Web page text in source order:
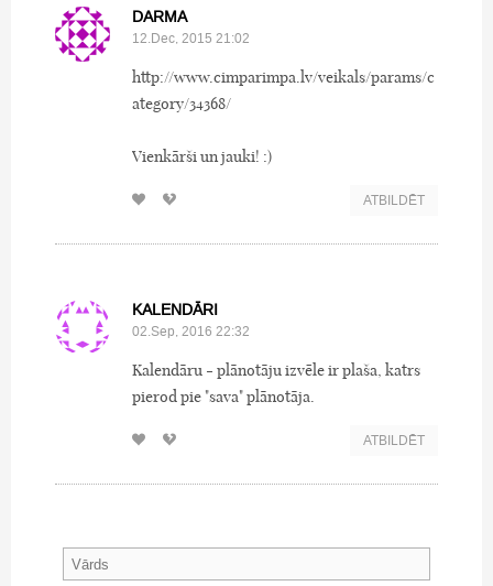
DARMA
12.Dec, 2015 21:02
http://www.cimparimpa.lv/veikals/params/c
ategory/34368/
Vienkārši un jauki! :)
ATBILDĒT
KALENDĀRI
02.Sep, 2016 22:32
Kalendāru - plānotāju izvēle ir plaša, katrs
pierod pie "sava" plānotāja.
ATBILDĒT